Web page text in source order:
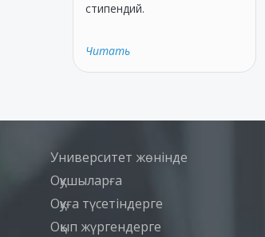
стипендий.
Читать
Университет жөнінде
Оқушыларға
Оқуға түсетіндерге
Оқып жүргендерге